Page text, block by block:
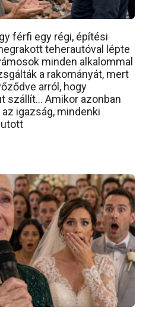
férfi egy régi, építési
teherautóval lépte
minden alkalommal
a rakományát, mert
arról, hogy
szállít… Amikor azonban
igazság, mindenki